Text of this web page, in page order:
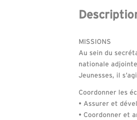
MISSIONS
Au sein du
nationale
Jeunesses, il
Coordonner les
• Assurer et
• Coordonner et